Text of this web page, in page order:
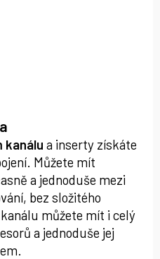
kanálu a inserty získáte
Můžete mít
a jednoduše mezi
bez složitého
můžete mít i celý
a jednoduše jej